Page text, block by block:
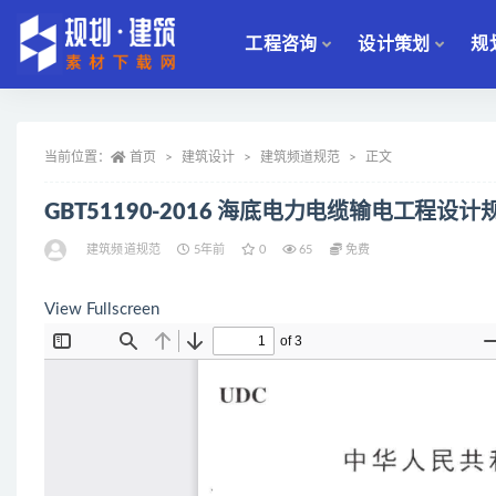
工程咨询 设计策划 规
当前位置： 首页 建筑设计 建筑频道规范 正文
GBT51190-2016 海底电力电缆输电工程设计
建筑频道规范 5年前 0 65 免费
View Fullscreen